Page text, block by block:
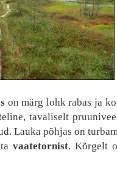
on märg lohk rabas ja
tavaliselt
Lauka põhjas on
vaatetornist. Kõrgelt